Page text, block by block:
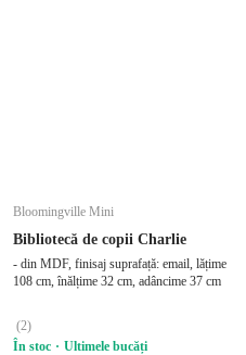
Bloomingville Mini
Bibliotecă de copii Charlie
- din MDF, finisaj suprafață: email, lățime
108 cm, înălțime 32 cm, adâncime 37 cm
(2)
În stoc
Ultimele bucăți